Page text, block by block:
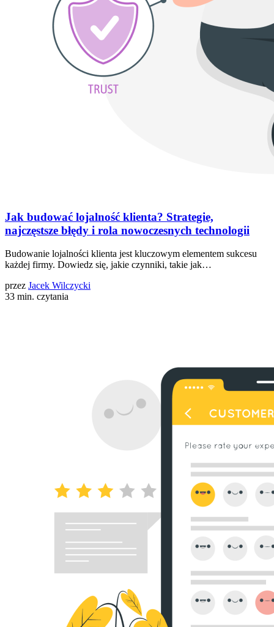
Jak budować lojalność klienta? Strategie,
najczęstsze błędy i rola nowoczesnych technologii
Budowanie lojalności klienta jest kluczowym elementem sukcesu
każdej firmy. Dowiedz się, jakie czynniki, takie jak…
przez Jacek Wilczycki
33 min. czytania